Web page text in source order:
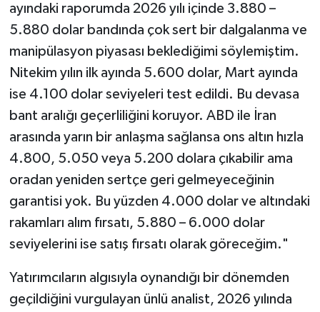
ayındaki raporumda 2026 yılı içinde 3.880 –
5.880 dolar bandında çok sert bir dalgalanma ve
manipülasyon piyasası beklediğimi söylemiştim.
Nitekim yılın ilk ayında 5.600 dolar, Mart ayında
ise 4.100 dolar seviyeleri test edildi. Bu devasa
bant aralığı geçerliliğini koruyor. ABD ile İran
arasında yarın bir anlaşma sağlansa ons altın hızla
4.800, 5.050 veya 5.200 dolara çıkabilir ama
oradan yeniden sertçe geri gelmeyeceğinin
garantisi yok. Bu yüzden 4.000 dolar ve altındaki
rakamları alım fırsatı, 5.880 – 6.000 dolar
seviyelerini ise satış fırsatı olarak göreceğim."
Yatırımcıların algısıyla oynandığı bir dönemden
geçildiğini vurgulayan ünlü analist, 2026 yılında